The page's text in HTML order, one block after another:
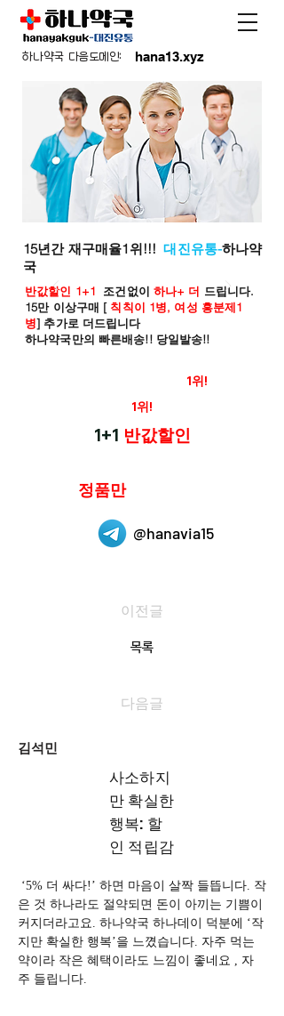
hana13.xyz
하나약국 다음도메인:
15년간 재구매율1위!!!대진유통-하나약
국
반값할인 1+1 조건없이 하나+ 더 드립니다.
15만 이상구매 [ 칙칙이 1병, 여성 흥분제1
병] 추가로 더드립니다
하나약국만의 빠른배송!! 당일발송!!
1위!
1위!
1+1 반값할인
정품만
@hanavia15
이전글
목록
다음글
김석민
사소하지
만 확실한
행복: 할
인 적립감
‘5% 더 싸다!’ 하면 마음이 살짝 들뜹니다. 작
은 것 하나라도 절약되면 돈이 아끼는 기쁨이
커지더라고요. 하나약국 하나데이 덕분에 ‘작
지만 확실한 행복’을 느꼈습니다. 자주 먹는
약이라 작은 혜택이라도 느낌이 좋네요 , 자
주 들립니다.